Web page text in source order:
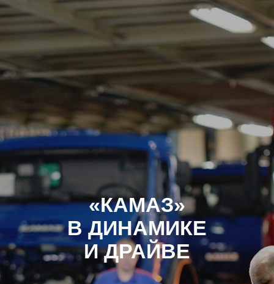
«КАМАЗ»
В ДИНАМИКЕ
И ДРАЙВЕ